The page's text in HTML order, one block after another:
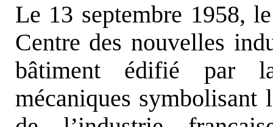
Le 13 septembre 1958,
Centre des nouvelles
bâtiment édifié par
mécaniques